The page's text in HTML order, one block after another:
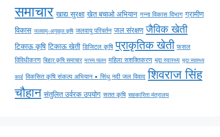
समाचार खाद्य सुरक्षा खेत बचाओ अभियान गन्ना विकास विभाग ग्रामीण
विकास जलवायु-अनुकूल कृषि जलवायु परिवर्तन जल संरक्षण जैविक खेती
टिकाऊ कृषि टिकाऊ खेती डिजिटल कृषि प्राकृतिक खेती फसल
विविधीकरण बिहार कृषि समाचार मत्स्य पालन महिला सशक्तिकरण मृदा स्वास्थ्य मृदा स्वास्थ्य
कार्ड विकसित कृषि संकल्प अभियान • सिंधु नदी जल विवाद शिवराज सिंह
चौहान संतुलित उर्वरक उपयोग सतत कृषि सहकारिता मंत्रालय